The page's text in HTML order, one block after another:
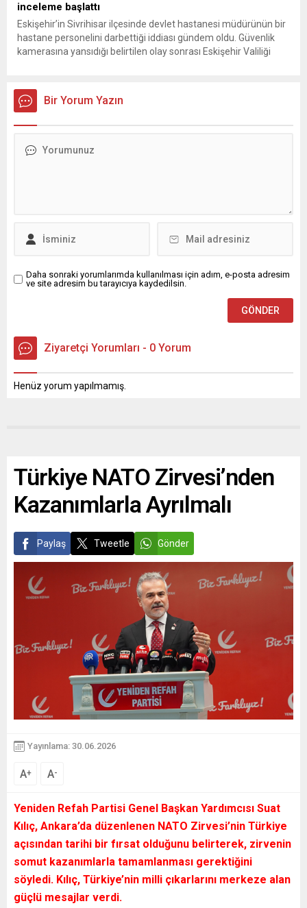
inceleme başlattı
Eskişehir’in Sivrihisar ilçesinde devlet hastanesi müdürünün bir
hastane personelini darbettiği iddiası gündem oldu. Güvenlik
kamerasına yansıdığı belirtilen olay sonrası Eskişehir Valiliği
hatırlamıyorum” dedi. CHP’li Tanal ise “Kamu gücü, şiddet
uygulama yetkisi vermez” sözleriyle...
Bir Yorum Yazın
Daha sonraki yorumlarımda kullanılması için adım, e-posta adresim
ve site adresim bu tarayıcıya kaydedilsin.
Ziyaretçi Yorumları - 0 Yorum
Henüz yorum yapılmamış.
Türkiye NATO Zirvesi’nden
Kazanımlarla Ayrılmalı
Paylaş Tweetle Gönder
Yayınlama: 30.06.2026
A+ A-
Yeniden Refah Partisi Genel Başkan Yardımcısı Suat
Kılıç, Ankara’da düzenlenen NATO Zirvesi’nin Türkiye
açısından tarihi bir fırsat olduğunu belirterek, zirvenin
somut kazanımlarla tamamlanması gerektiğini
söyledi. Kılıç, Türkiye’nin milli çıkarlarını merkeze alan
güçlü mesajlar verdi.